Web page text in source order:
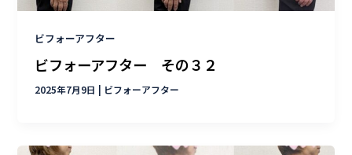
ビフォーアフター
ビフォーアフター その３２
2025年7月9日 | ビフォーアフター